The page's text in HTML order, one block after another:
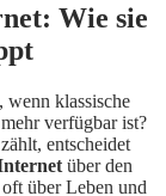
Wie sie
klassische
verfügbar ist?
entscheidet
über den
über Leben und